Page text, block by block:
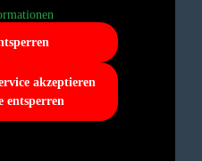
akzeptieren
entsperren